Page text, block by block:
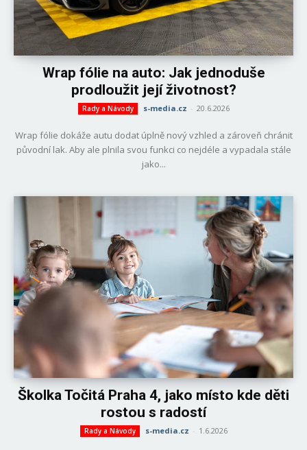
Wrap fólie na auto: Jak jednoduše
prodloužit její životnost?
Rady a Návody s-media.cz - 20.6.2026
Wrap fólie dokáže autu dodat úplně nový vzhled a zároveň chránit
původní lak. Aby ale plnila svou funkci co nejdéle a vypadala stále
jako...
Školka Točitá Praha 4, jako místo kde děti
rostou s radostí
Rady a Návody s-media.cz - 1.6.2026